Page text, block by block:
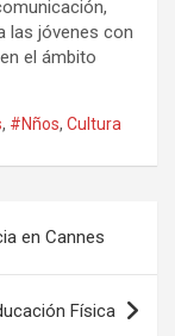
las jóvenes con
el ámbito
, #Nños, Cultura
en Cannes
Física